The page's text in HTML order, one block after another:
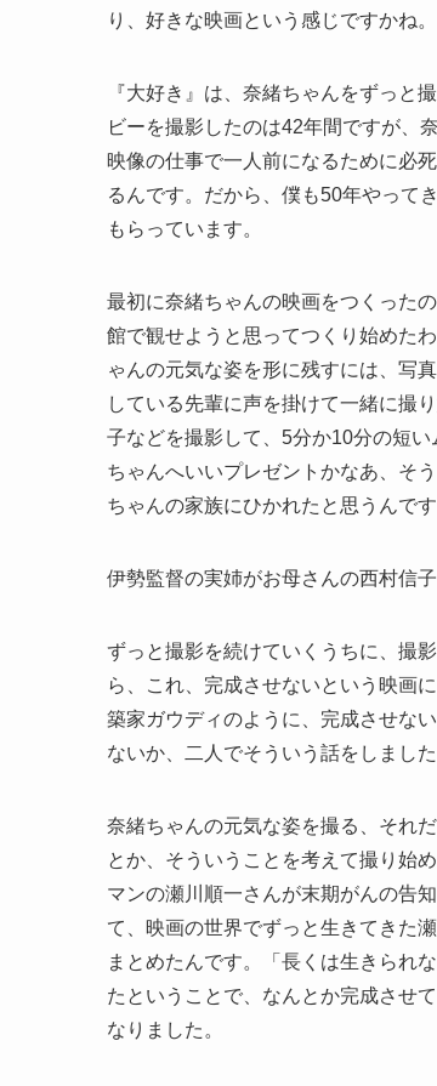
り、好きな映画という感じですかね。
『大好き』は、奈緒ちゃんをずっと
ビーを撮影したのは42年間ですが、
映像の仕事で一人前になるために必
るんです。だから、僕も50年やって
もらっています。
最初に奈緒ちゃんの映画をつくった
館で観せようと思ってつくり始めた
ゃんの元気な姿を形に残すには、写
している先輩に声を掛けて一緒に撮
子などを撮影して、5分か10分の短
ちゃんへいいプレゼントかなあ、そ
ちゃんの家族にひかれたと思うんで
伊勢監督の実姉がお母さんの西村信
ずっと撮影を続けていくうちに、撮
ら、これ、完成させないという映画
築家ガウディのように、完成させな
ないか、二人でそういう話をしました
奈緒ちゃんの元気な姿を撮る、それ
とか、そういうことを考えて撮り始
マンの瀬川順一さんが末期がんの告
て、映画の世界でずっと生きてきた
まとめたんです。「長くは生きられ
たということで、なんとか完成させ
なりました。